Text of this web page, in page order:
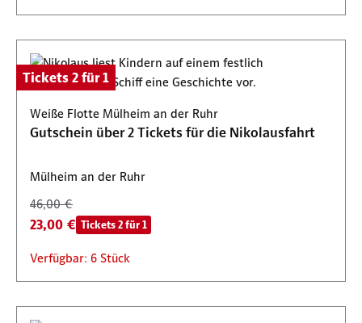
Tickets 2 für 1
Weiße Flotte Mülheim an der Ruhr
Gutschein über 2 Tickets für die Nikolausfahrt
Mülheim an der Ruhr
46,00 €
23,00 € Tickets 2 für 1
Verfügbar: 6 Stück